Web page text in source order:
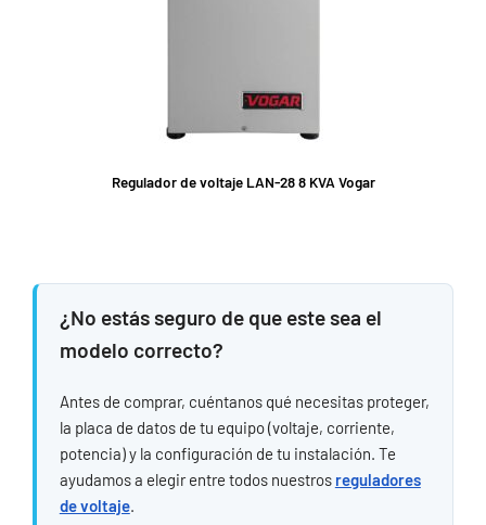
Regulador de voltaje LAN-28 8 KVA Vogar
¿No estás seguro de que este sea el
modelo correcto?
Antes de comprar, cuéntanos qué necesitas proteger,
la placa de datos de tu equipo (voltaje, corriente,
potencia) y la configuración de tu instalación. Te
ayudamos a elegir entre todos nuestros reguladores
de voltaje.